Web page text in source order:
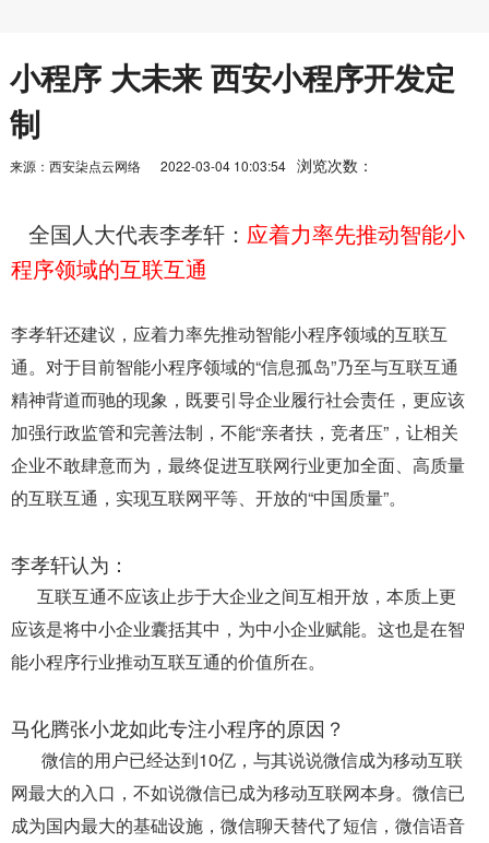
小程序 大未来 西安小程序开发定
制
来源：西安柒点云网络 2022-03-04 10:03:54 浏览次数：
全国人大代表李孝轩： 应着力率先推动智能小
程序领域的互联互通
李孝轩还建议，应着力率先推动智能小程序领域的互联互
通。对于目前智能小程序领域的“信息孤岛”乃至与互联互通
精神背道而驰的现象，既要引导企业履行社会责任，更应该
加强行政监管和完善法制，不能“亲者扶，竞者压”，让相关
企业不敢肆意而为，最终促进互联网行业更加全面、高质量
的互联互通，实现互联网平等、开放的“中国质量”。
李孝轩认为：
互联互通不应该止步于大企业之间互相开放，本质上更
应该是将中小企业囊括其中，为中小企业赋能。这也是在智
能小程序行业推动互联互通的价值所在。
马化腾张小龙如此专注小程序的原因？
微信的用户已经达到10亿，与其说说微信成为移动互联
网最大的入口，不如说微信已成为移动互联网本身。微信已
成为国内最大的基础设施，微信聊天替代了短信，微信语音